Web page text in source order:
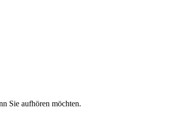
Sie aufhören möchten.